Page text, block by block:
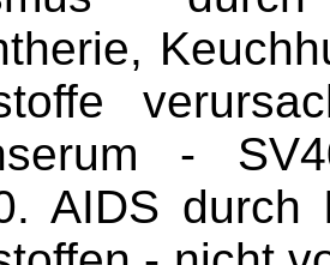
-
AIDS durch